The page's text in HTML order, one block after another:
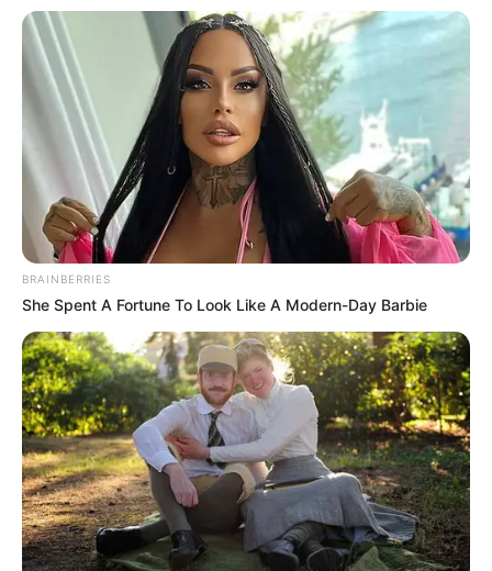
BRAINBERRIES
She Spent A Fortune To Look Like A Modern-Day Barbie